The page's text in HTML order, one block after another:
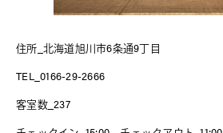
住所_北海道旭川市6条通9丁目
TEL_0166-29-2666
客室数_237